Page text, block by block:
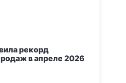
рекорд
в апреле 2026